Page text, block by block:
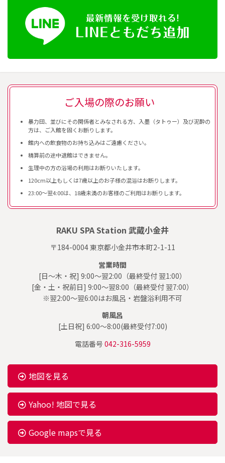
ご入場の際のお願い
暴力団、並びにその関係者とみなされる方、入墨（タトゥー）及び泥酔の
方は、ご入館を固くお断りします。
館内への飲食物のお持ち込みはご遠慮ください。
精算前の途中退館はできません。
生理中の方の浴場の利用はお断りいたします。
120cm以上もしくは7歳以上のお子様の混浴はお断りします。
23:00～翌4:00は、18歳未満のお客様のご利用はお断りします。
RAKU SPA Station 武蔵小金井
〒184-0004 東京都小金井市本町2-1-11
営業時間
[日～木・祝] 9:00～翌2:00（最終受付 翌1:00）
[金・土・祝前日] 9:00～翌8:00（最終受付 翌7:00）
※翌2:00～翌6:00はお風呂・岩盤浴利用不可
朝風呂
[土日祝] 6:00～8:00(最終受付7:00)
電話番号 042-316-5959
地図を見る
Yahoo! 地図で見る
Google mapsで見る